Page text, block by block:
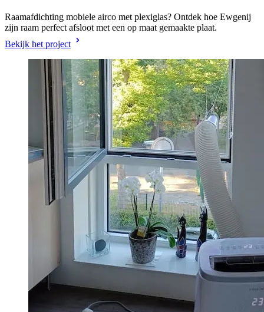
Raamafdichting mobiele airco met plexiglas? Ontdek hoe Ewgenij
zijn raam perfect afsloot met een op maat gemaakte plaat.
Bekijk het project